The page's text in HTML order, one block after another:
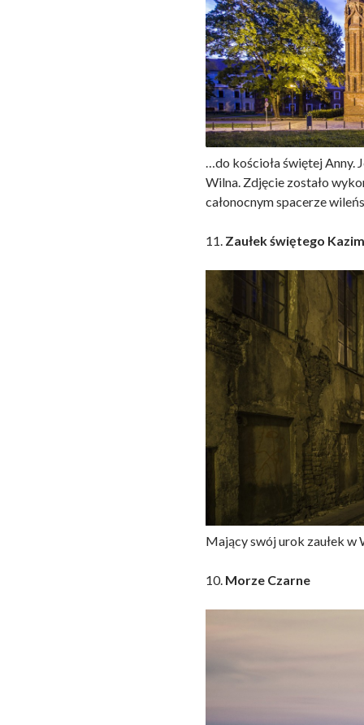
…do kościoła świętej
Wilna. Zdjęcie zostało
całonocnym spacerze
11. Zaułek świętego
Mający swój urok zaułek w
10. Morze Czarne